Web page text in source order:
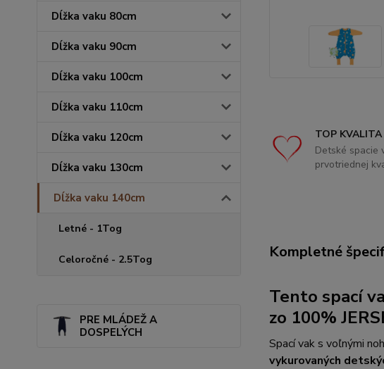
Dĺžka vaku 80cm
Dĺžka vaku 90cm
Dĺžka vaku 100cm
Dĺžka vaku 110cm
Dĺžka vaku 120cm
Dĺžka vaku 130cm
Dĺžka vaku 140cm
Letné - 1Tog
Celoročné - 2.5Tog
PRE MLÁDEŽ A
DOSPELÝCH
TOP KVALITA
Detské spacie
prvotriednej
Kompletné
Tento spací
zo 100%
Spací vak s voľnými
vykurovaných